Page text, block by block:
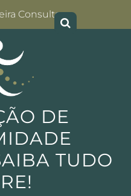
Consulta
DE
TUDO